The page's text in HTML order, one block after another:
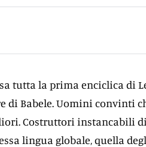
tutta la prima enciclica di
di Babele. Uomini convinti
Costruttori instancabili
lingua globale, quella